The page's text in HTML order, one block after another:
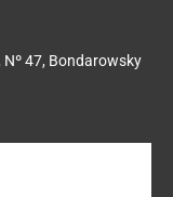
Nº 47, Bondarowsky